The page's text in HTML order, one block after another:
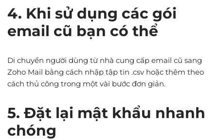
4. Khi sử dụng các gói
email cũ bạn có thể
Di chuyển người dùng từ nhà cung cấp email cũ sang
Zoho Mail bằng cách nhập tập tin .csv hoặc thêm theo
cách thủ công trong một vài bước đơn giản.
5. Đặt lại mật khẩu nhanh
chóng